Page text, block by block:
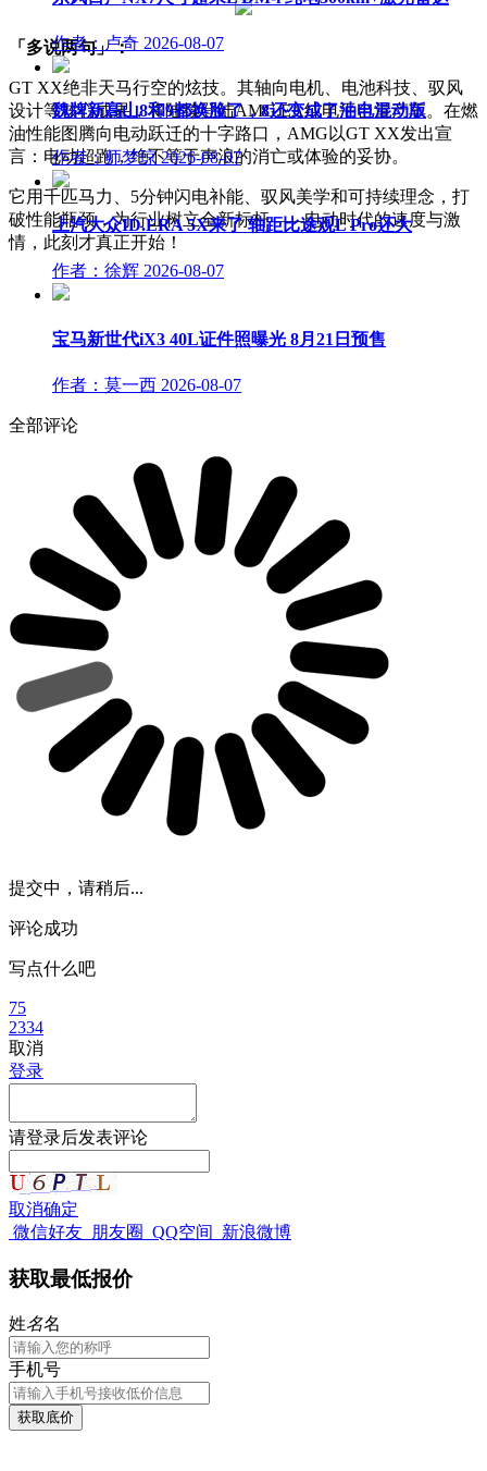
「多说两句」：
GT XX绝非天马行空的炫技。其轴向电机、电池科技、驭风
设计等核心成果，将陆续登陆AMG.EA纯电平台量产车。在燃
油性能图腾向电动跃迁的十字路口，AMG以GT XX发出宣
言：电动超跑，绝不等于声浪的消亡或体验的妥协。
它用千匹马力、5分钟闪电补能、驭风美学和可持续理念，打
破性能瓶颈，为行业树立全新标杆——电动时代的速度与激
情，此刻才真正开始！
作者：卢奇 2026-08-07
魏牌新高山8和9都换脸了，8还变成了油电混动版
作者：师梦琼 2026-08-07
上汽大众ID.ERA 5X来了 轴距比途观L Pro还大
作者：徐辉 2026-08-07
宝马新世代iX3 40L证件照曝光 8月21日预售
作者：莫一西 2026-08-07
全部评论
提交中，请稍后...
评论成功
写点什么吧
75
2334
取消
登录
请登录后发表评论
取消确定
微信好友 朋友圈 QQ空间 新浪微博
获取最低报价
姓名名
手机号
获取底价